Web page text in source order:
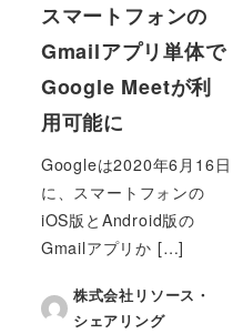
スマートフォンの
Gmailアプリ単体で
Google Meetが利
用可能に
Googleは2020年6月16日
に、スマートフォンの
iOS版とAndroid版の
Gmailアプリか […]
株式会社リソース・
シェアリング